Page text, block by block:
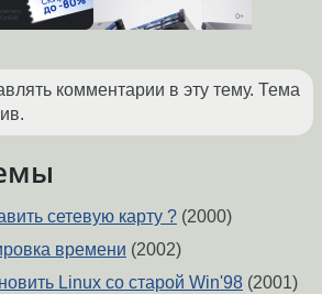
комментарии в эту тему. Тема
сетевую карту ? (2000)
времени (2002)
Linux со старой Win'98 (2001)